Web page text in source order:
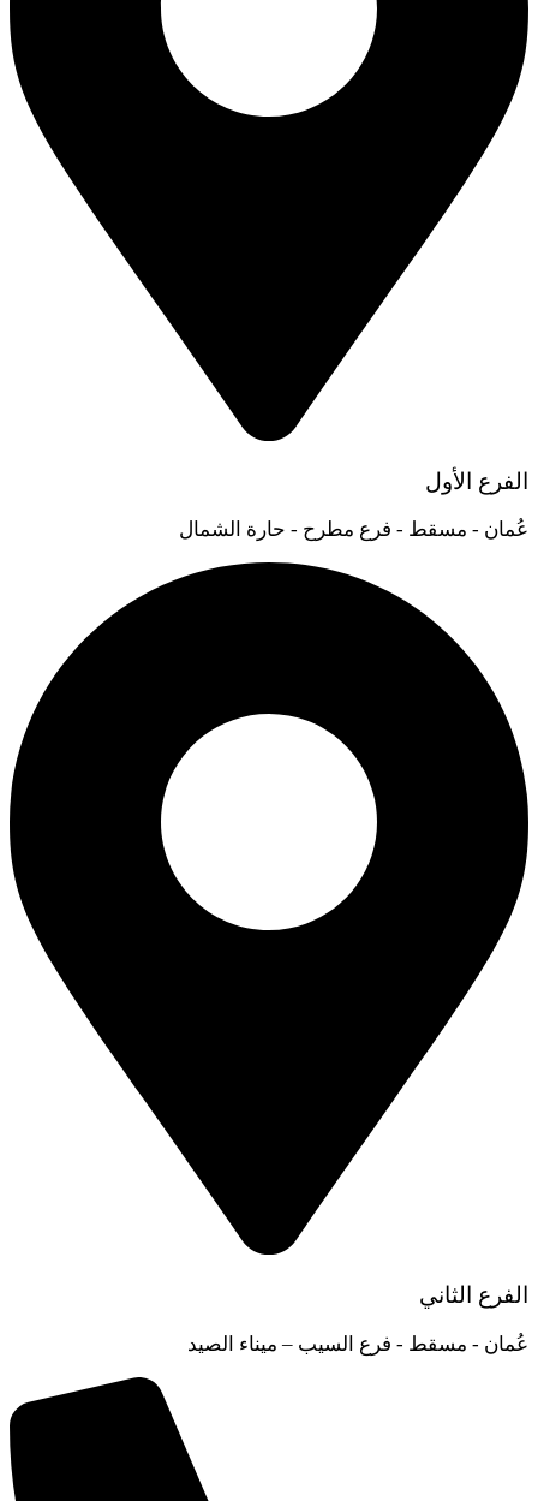
الفرع الأول
عُمان - مسقط - فرع مطرح - حارة الشمال
الفرع الثاني
عُمان - مسقط - فرع السيب – ميناء الصيد